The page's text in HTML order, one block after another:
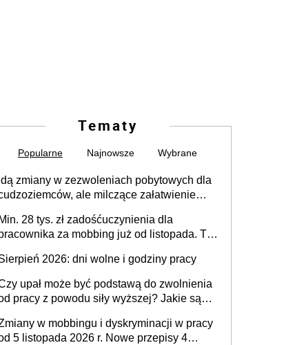
Tematy
Popularne Najnowsze Wybrane
Idą zmiany w zezwoleniach pobytowych dla
ale milczące załatwienie
Min. 28 tys. zł zadośćuczynienia dla
za mobbing już od listopada. To
2026: dni wolne i godziny pracy
upał może być podstawą do zwolnienia
pracy z powodu siły wyższej? Jakie są
w mobbingu i dyskryminacji w pracy
5 listopada 2026 r. Nowe przepisy 4